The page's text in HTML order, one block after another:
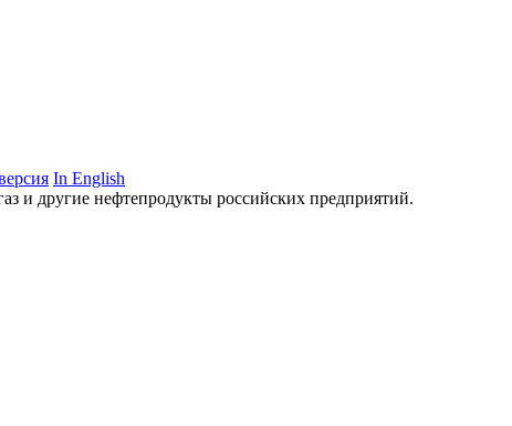
In English
и другие нефтепродукты российских предприятий.